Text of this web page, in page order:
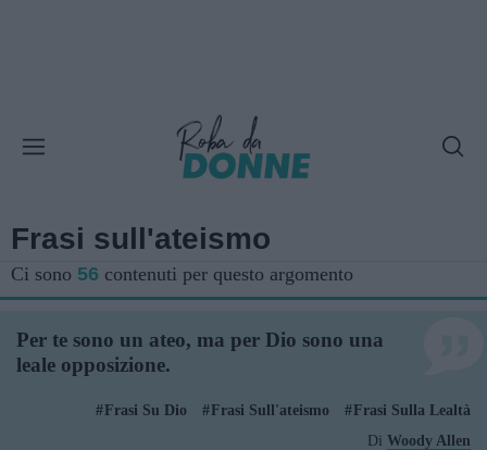
Frasi sull'ateismo
Ci sono 56 contenuti per questo argomento
Per te sono un ateo, ma per Dio sono una
leale opposizione.
Frasi Su Dio Frasi Sull'ateismo
Frasi Sulla Lealtà
Di Woody Allen